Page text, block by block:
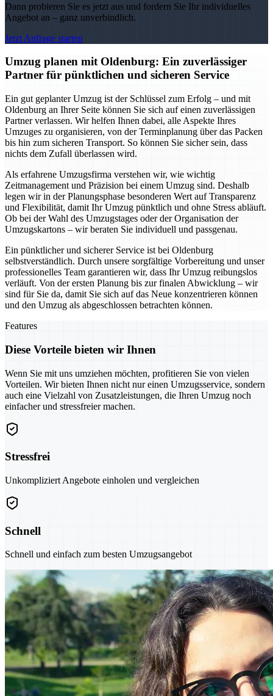
Dann probieren Sie es jetzt aus und fordern Sie Ihr individuelles
Angebot an – ganz unverbindlich.
Jetzt Anfrage starten
Umzug planen mit Oldenburg: Ein zuverlässiger
Partner für pünktlichen und sicheren Service
Ein gut geplanter Umzug ist der Schlüssel zum Erfolg – und mit
Oldenburg an Ihrer Seite können Sie sich auf einen zuverlässigen
Partner verlassen. Wir helfen Ihnen dabei, alle Aspekte Ihres
Umzuges zu organisieren, von der Terminplanung über das Packen
bis hin zum sicheren Transport. So können Sie sicher sein, dass
nichts dem Zufall überlassen wird.
Als erfahrene Umzugsfirma verstehen wir, wie wichtig
Zeitmanagement und Präzision bei einem Umzug sind. Deshalb
legen wir in der Planungsphase besonderen Wert auf Transparenz
und Flexibilität, damit Ihr Umzug pünktlich und ohne Stress abläuft.
Ob bei der Wahl des Umzugstages oder der Organisation der
Umzugskartons – wir beraten Sie individuell und passgenau.
Ein pünktlicher und sicherer Service ist bei Oldenburg
selbstverständlich. Durch unsere sorgfältige Vorbereitung und unser
professionelles Team garantieren wir, dass Ihr Umzug reibungslos
verläuft. Von der ersten Planung bis zur finalen Abwicklung – wir
sind für Sie da, damit Sie sich auf das Neue konzentrieren können
und den Umzug als abgeschlossen betrachten können.
Features
Diese Vorteile bieten wir Ihnen
Wenn Sie mit uns umziehen möchten, profitieren Sie von vielen
Vorteilen. Wir bieten Ihnen nicht nur einen Umzugsservice, sondern
auch eine Vielzahl von Zusatzleistungen, die Ihren Umzug noch
einfacher und stressfreier machen.
Stressfrei
Unkompliziert Angebote einholen und vergleichen
Schnell
Schnell und einfach zum besten Umzugsangebot